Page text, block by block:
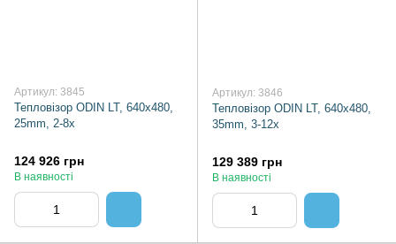
Артикул: 3845
Тепловізор ODIN LT, 640x480,
25mm, 2-8x
124 926 грн
В наявності
Артикул: 3846
Тепловізор ODIN LT, 640x480,
35mm, 3-12x
129 389 грн
В наявності